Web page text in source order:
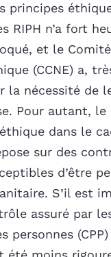
principes
RIPH n’a fort
et le
(CCNE) a,
la nécessité de
Pour autant, le
dans le
sur des
d’être
S’il est
assuré par
personnes (CPP)